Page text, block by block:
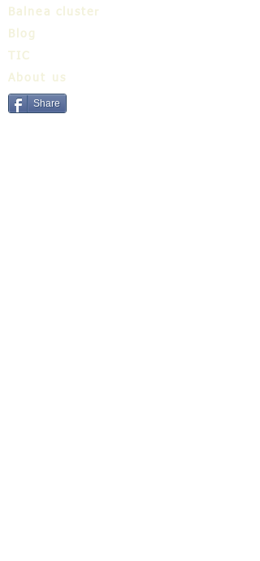
Balnea cluster
Blog
TIC
About us
Share